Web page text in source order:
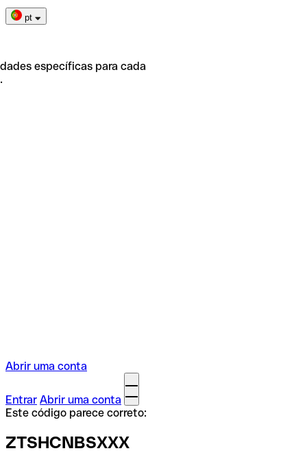
pt
específicas para cada
Abrir uma conta
Entrar Abrir uma conta
Este código parece correto:
ZTSHCNBSXXX